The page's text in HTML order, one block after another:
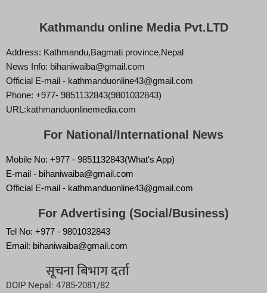
Kathmandu online Media Pvt.LTD
Address: Kathmandu,Bagmati province,Nepal
News Info: bihaniwaiba@gmail.com
Official E-mail - kathmanduonline43@gmail.com
Phone: +977- 9851132843(9801032843)
URL:kathmanduonlinemedia.com
For National/International News
Mobile No: +977 - 9851132843(What's App)
E-mail - bihaniwaiba@gmail.com
Official E-mail - kathmanduonline43@gmail.com
For Advertising (Social/Business)
Tel No: +977 - 9801032843
Email: bihaniwaiba@gmail.com
सूचना बिभाग दर्ता
DOIP Nepal: 4785-2081/82